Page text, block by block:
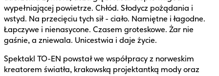
wypełniającej powietrze. Chłód. Słodycz pożądania i
wstyd. Na przecięciu tych sił - ciało. Namiętne i łagodne.
Łapczywe i nienasycone. Czasem groteskowe. Żar nie
gaśnie, a zniewala. Unicestwia i daje życie.
Spektakl TO-EN powstał we współpracy z norweskim
kreatorem światła, krakowską projektantką mody oraz